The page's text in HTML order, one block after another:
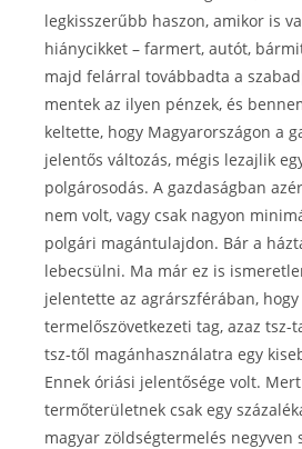
legkisszerűbb haszon, amikor is
hiánycikket – farmert, autót,
majd felárral továbbadta a
mentek az ilyen pénzek, és
keltette, hogy Magyarországon a
jelentős változás, mégis lezajlik
polgárosodás. A gazdaságban
nem volt, vagy csak nagyon
polgári magántulajdon. Bár a
lebecsülni. Ma már ez is
jelentette az agrárszférában, hogy
termelőszövetkezeti tag, azaz tsz-
tsz-től magánhasználatra egy
Ennek óriási jelentősége volt.
termőterületnek csak egy
magyar zöldségtermelés negyven